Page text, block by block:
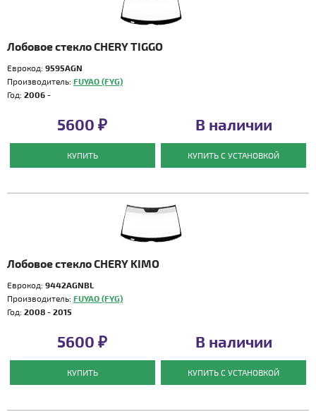
Лобовое стекло CHERY TIGGO
Еврокод: 9595AGN
Производитель: FUYAO (FYG)
Год: 2006 -
5600 ₽
КУПИТЬ
В наличии
КУПИТЬ С УСТАНОВКОЙ
Лобовое стекло CHERY KIMO
Еврокод: 9442AGNBL
Производитель: FUYAO (FYG)
Год: 2008 - 2015
5600 ₽
КУПИТЬ
В наличии
КУПИТЬ С УСТАНОВКОЙ